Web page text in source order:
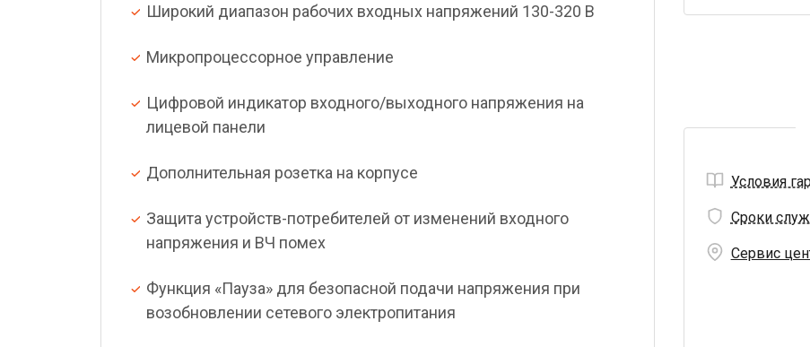
Широкий диапазон рабочих входных напряжений 130-320 В ­
Микропроцессорное управление ­
Цифровой индикатор входного/выходного напряжения на
лицевой панели
Дополнительная розетка на корпусе ­
Защита устройств-потребителей от изменений входного
напряжения и ВЧ помех­
Функция «Пауза» для безопасной подачи напряжения при
возобновлении сетевого электропитания ­
Условия
Сроки
Сервис